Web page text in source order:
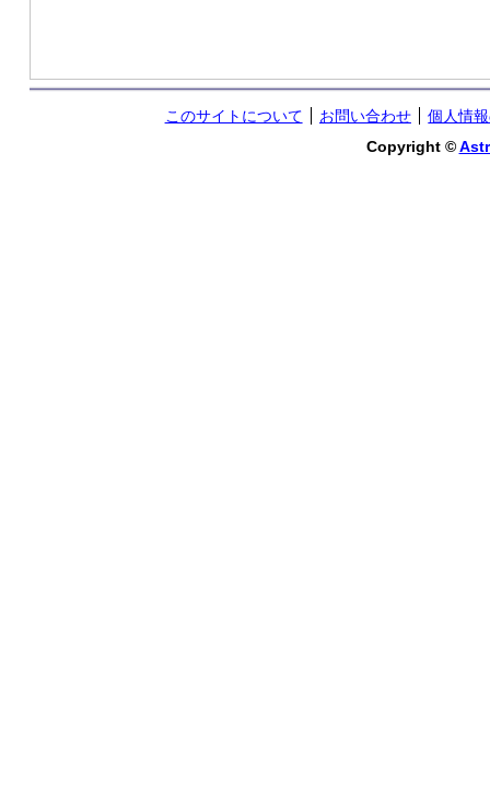
このサイトについて お問い合わせ
個人情
Copyright ©